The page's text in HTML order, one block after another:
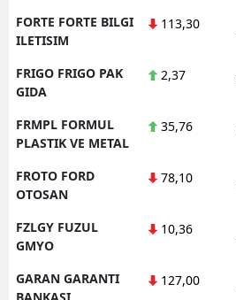
FORTE FORTE BILGI
ILETISIM
113,30
FRIGO FRIGO PAK
GIDA
2,37
FRMPL FORMUL
PLASTIK VE METAL
35,76
FROTO FORD
OTOSAN
78,10
FZLGY FUZUL
GMYO
10,36
GARAN GARANTI
BANKASI
127,00